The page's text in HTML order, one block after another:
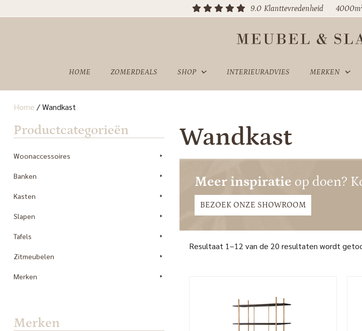
9.0 Klanttevredenheid
HOME ZOMERDEALS SHOP INTERIEURADVIES MERKEN
SHOWROOM
Home /Wandkast
Productcategorieën
Woonaccessoires
Banken
Kasten
Slapen
Tafels
Zitmeubelen
Merken
Merken
Wandkast
Meer inspiratie op doen?
BEZOEK ONZE SHOWROOM
Resultaat 1–12 van de 20 resultaten wordt